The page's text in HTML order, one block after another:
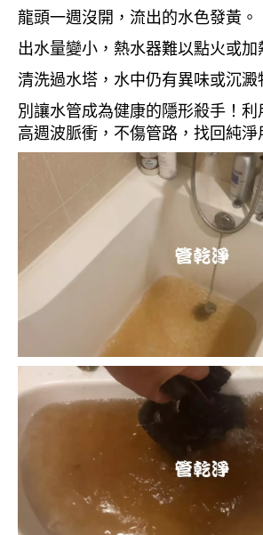
龍頭一週沒開，流出的水色發黃。
出水量變小，熱水器難以點火或加
清洗過水塔，水中仍有異味或沉澱
別讓水管成為健康的隱形殺手！
高週波脈衝，不傷管路，找回純淨